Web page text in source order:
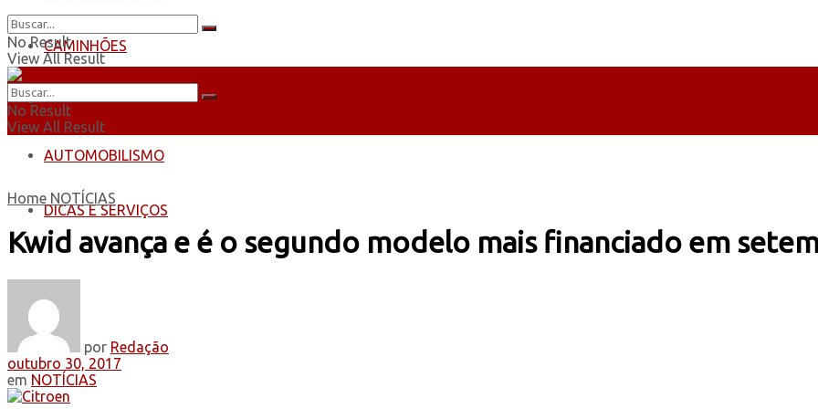
CAMINHÕES
ÔNIBUS
AUTOMOBILISMO
DICAS E SERVIÇOS
No Result
View All Result
No Result
View All Result
Home NOTÍCIAS
Kwid avança e é o segundo modelo mais financiado em
por Redação
outubro 30, 2017
em NOTÍCIAS